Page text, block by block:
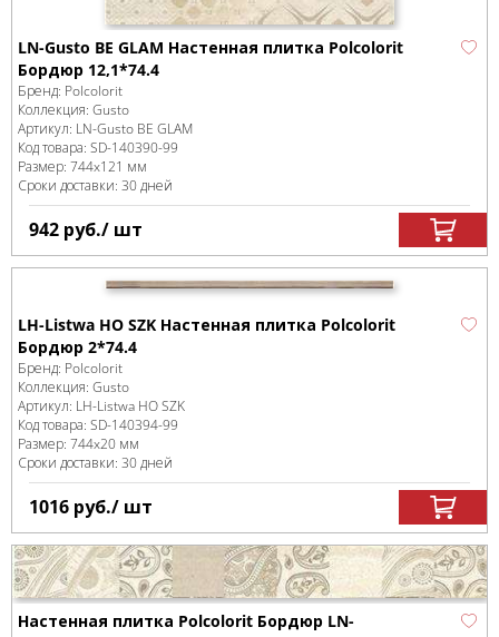
LN-Gusto BE GLAM Настенная плитка Polcolorit
Бордюр 12,1*74.4
Бренд: Polcolorit
Коллекция: Gusto
Артикул: LN-Gusto BE GLAM
Код товара: SD-140390-99
Размер: 744x121 мм
Сроки доставки: 30 дней
942 руб./ шт
LH-Listwa HO SZK Настенная плитка Polcolorit
Бордюр 2*74.4
Бренд: Polcolorit
Коллекция: Gusto
Артикул: LH-Listwa HO SZK
Код товара: SD-140394-99
Размер: 744x20 мм
Сроки доставки: 30 дней
1016 руб./ шт
Настенная плитка Polcolorit Бордюр LN-